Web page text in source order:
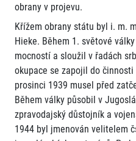
obrany v projevu.
Křížem obrany státu byl i. m.
Hieke. Během 1. světové
mocností a sloužil v řadách
okupace se zapojil do
prosinci 1939 musel před
Během války působil v
zpravodajský důstojník a
1944 byl jmenován velitelem